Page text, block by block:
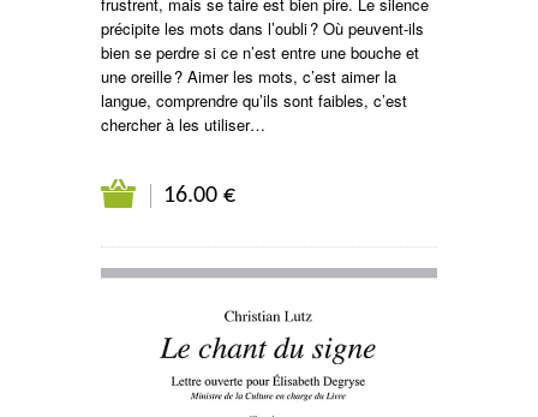
précipite les mots dans l’oubli ? Où peuvent-ils
bien se perdre si ce n’est entre une bouche et
une oreille ? Aimer les mots, c’est aimer la
langue, comprendre qu’ils sont faibles, c’est
chercher à les utiliser…
16.00 €